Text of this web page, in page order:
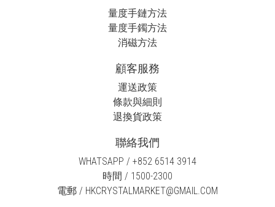
量度手鏈方法
量度手鐲方法
消磁方法
顧客服務
運送政策
條款與細則
退換貨政策
聯絡我們
WHATSAPP / +852 6514 3914
時間 / 1500-2300
電郵 / HKCRYSTALMARKET@GMAIL.COM